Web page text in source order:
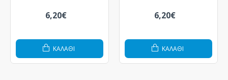
6,20€
ΚΑΛΆΘΙ
6,20€
ΚΑΛΆΘΙ